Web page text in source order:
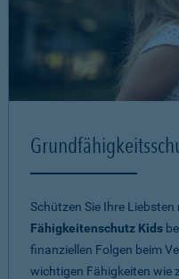
Schützen Sie Ihre Liebsten
Fähigkeitenschutz Kids
finanziellen Folgen beim
wichtigen Fähigkeiten wie